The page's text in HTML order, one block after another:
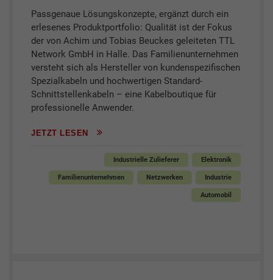
Passgenaue Lösungskonzepte, ergänzt durch ein
erlesenes Produktportfolio: Qualität ist der Fokus
der von Achim und Tobias Beuckes geleiteten TTL
Network GmbH in Halle. Das Familienunternehmen
versteht sich als Hersteller von kundenspezifischen
Spezialkabeln und hochwertigen Standard-
Schnittstellenkabeln – eine Kabelboutique für
professionelle Anwender.
JETZT LESEN
Industrielle Zulieferer Elektronik
Familienunternehmen Netzwerken Industrie
Automobil